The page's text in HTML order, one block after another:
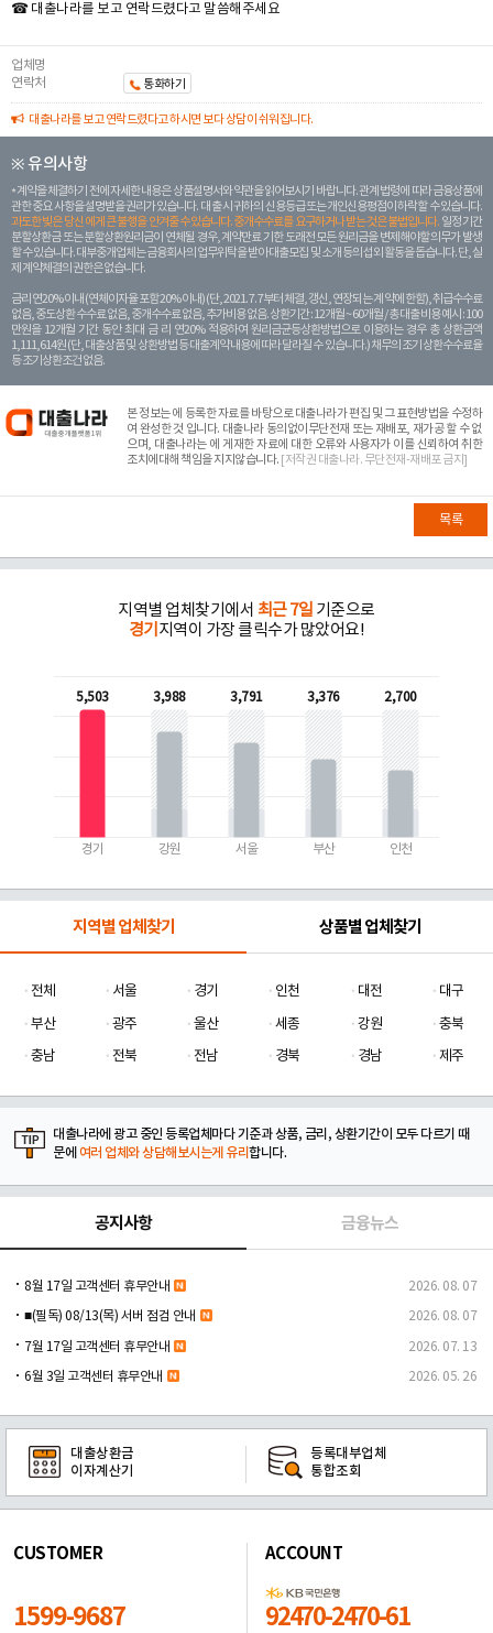
☎ 대출나라를 보고 연락드렸다고 말씀해주세요
업체명
연락처
통화하기
대출나라를 보고 연락드렸다고 하시면 보다 상담이 쉬워집니다.
※ 유의사항
계약을 체결하기 전에 자세한 내용은 상품설명서와 약관을 읽어보시기 바랍니다. 관계 법령에 따라 금융상품에
관한 중요 사항을 설명받을 권리가 있습니다. 대 출 시 귀하의 신용등급 또는 개인신용평점이 하락할 수 있습니다.
과도한 빚은 당신 에게 큰 불행을 안겨줄 수 있습니다. 중개수수료를 요구하거나 받는 것은 불법입니다. 일정 기간
분할상환금 또는 분할상환원리금이 연체될 경우, 계약만료 기한 도래전 모든 원리금을 변제해야할 의무가 발생
할 수 있습니다. 대부중개업체는 금융회사의 업무위탁을 받아 대출모집 및 소개 등의 섭외 활동을 돕습니다. 단, 실
제 계약체결의 권한은 없습니다.
금리 연20% 이내 (연체이자율 포함 20% 이내) (단, 2021. 7. 7부터 체결, 갱신, 연장되는 계 약에 한함), 취급수수료
없음, 중도상환 수수료 없음, 중개수수료 없음, 추가비용 없음. 상환기간 : 12개월 ~ 60개월 / 총 대출 비용 예시 : 100
만원을 12개월 기간 동안 최대 금 리 연20% 적용하여 원리금균등상환방법으로 이용하는 경우 총 상환금액
1,111,614원 (단, 대출상품 및 상환방법 등 대출계약 내용에 따라 달라질 수 있습니다.) 채무의 조기 상환수수료율
등 조기상환조건 없음.
본 정보는에 등록한 자료를 바탕으로 대출나라가 편집 및 그 표현방법을 수정하
여 완성한 것 입니다. 대출나라 동의없이무단전재 또는 재배포, 재가공 할 수 없
으며, 대출나라는 에 게재한 자료에 대한 오류와 사용자가 이를 신뢰하여 취한
조치에대해 책임을 지지않습니다. [저작권 대출나라. 무단전재-재배포 금지]
목록
지역별 업체찾기에서 최근 7일 기준으로
경기 지역이 가장 클릭수가 많았어요!
5,503
경기
3,988
강원
3,791
서울
3,376
부산
2,700
인천
지역별 업체찾기 상품별 업체찾기
전체 서울 경기 인천 대전
대구
부산
광주 울산 세종 강원
충북
충남
전북 전남 경북 경남 제주
대출나라에 광고 중인 등록업체마다 기준과 상품, 금리, 상환기간이 모두 다르기 때
문에 여러 업체와 상담해보시는게 유리합니다.
공지사항 금융뉴스
8월 17일 고객센터 휴무안내 2026. 08. 07
■(필독) 08/13(목) 서버 점검 안내 2026. 08. 07
7월 17일 고객센터 휴무안내 2026. 07. 13
6월 3일 고객센터 휴무안내 2026. 05. 26
대출상환금
이자계산기
등록대부업체
통합조회
CUSTOMER
1599-9687
ACCOUNT
92470-2470-61